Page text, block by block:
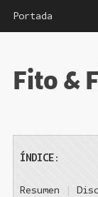
Portada
Fito &
ÍNDICE:
Resumen |